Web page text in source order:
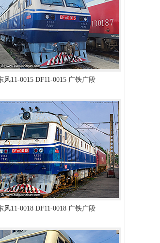
风11-0015 DF11-0015 广铁广段
风11-0018 DF11-0018 广铁广段